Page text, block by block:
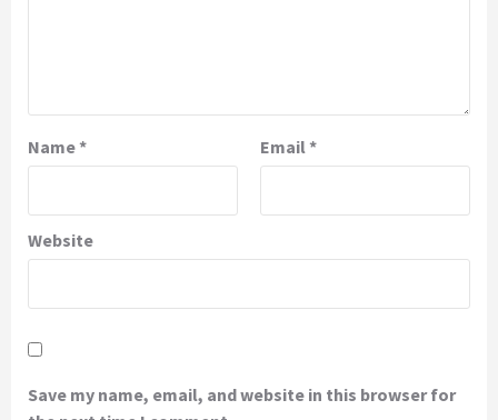
Name* Email *
Website
Save my name, email, and website in this browser for